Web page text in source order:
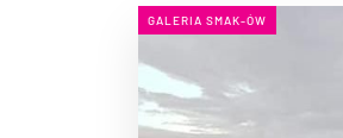
GALERIA SMAK-ÓW